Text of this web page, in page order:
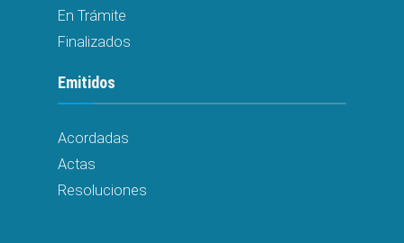
En Trámite
Finalizados
Emitidos
Acordadas
Actas
Resoluciones